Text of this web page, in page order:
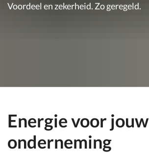
Voordeel en zekerheid. Zo geregeld.
Energie voor jouw
onderneming